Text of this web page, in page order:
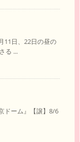
11日、22日の昼の
る ...
ドーム』【譲】8/6